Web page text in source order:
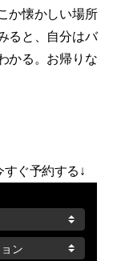
か懐かしい場所
ると、自分はバ
かる。お帰りな
すぐ予約する↓